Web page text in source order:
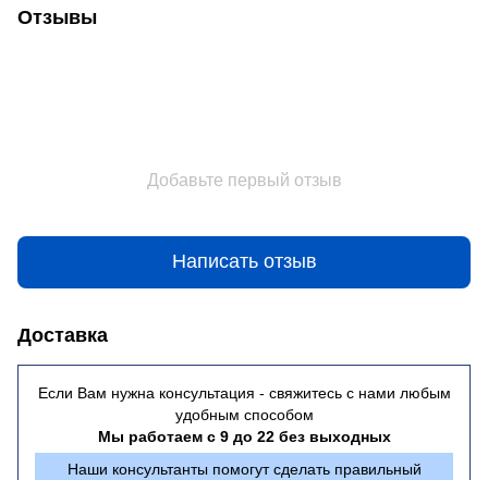
Отзывы
Добавьте первый отзыв
Написать отзыв
Доставка
Если Вам нужна консультация - свяжитесь с нами любым
удобным способом
Мы работаем с 9 до 22 без выходных
Наши консультанты помогут сделать правильный